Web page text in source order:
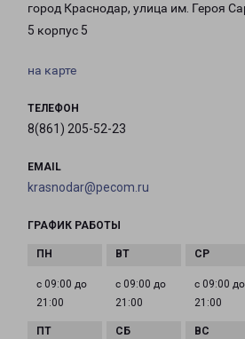
город Краснодар, улица им. Героя
5 корпус 5
на карте
ТЕЛЕФОН
8(861) 205-52-23
EMAIL
krasnodar@pecom.ru
ГРАФИК РАБОТЫ
с 09:00 до
21:00
с 09:00 до
21:00
с 09:00 до
21:00